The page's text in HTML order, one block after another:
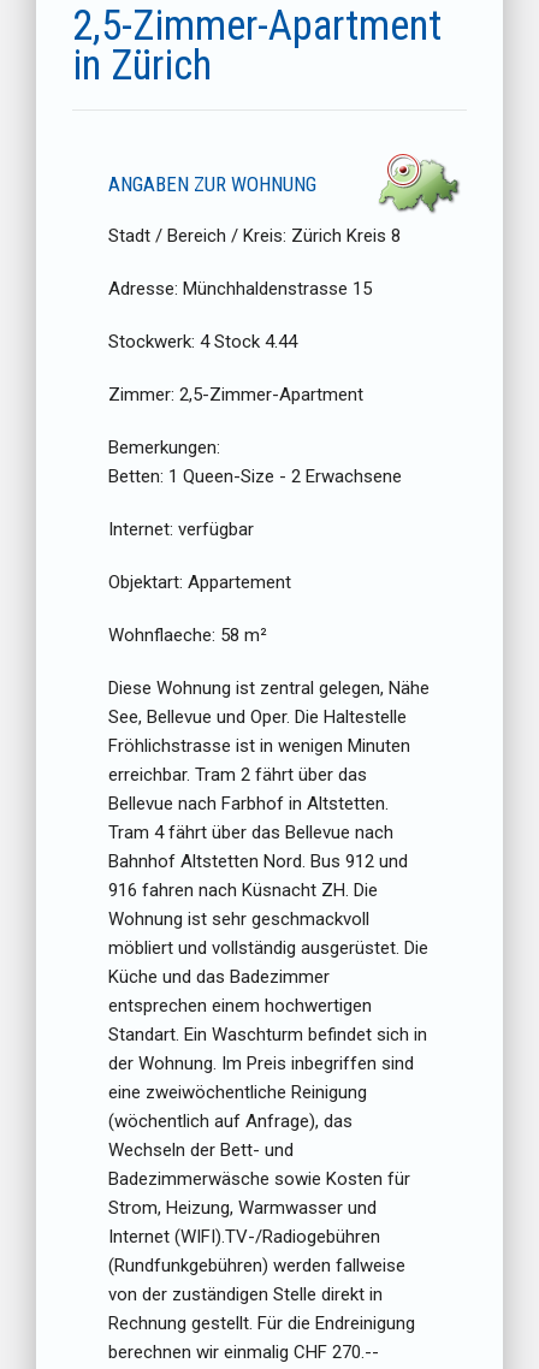
2,5-Zimmer-Apartment
in Zürich
ANGABEN ZUR WOHNUNG
Stadt / Bereich / Kreis: Zürich Kreis 8
Adresse: Münchhaldenstrasse 15
Stockwerk: 4 Stock 4.44
Zimmer: 2,5-Zimmer-Apartment
Bemerkungen:
Betten: 1 Queen-Size - 2 Erwachsene
Internet: verfügbar
Objektart: Appartement
Wohnflaeche: 58 m²
Diese Wohnung ist zentral gelegen, Nähe
See, Bellevue und Oper. Die Haltestelle
Fröhlichstrasse ist in wenigen Minuten
erreichbar. Tram 2 fährt über das
Bellevue nach Farbhof in Altstetten.
Tram 4 fährt über das Bellevue nach
Bahnhof Altstetten Nord. Bus 912 und
916 fahren nach Küsnacht ZH. Die
Wohnung ist sehr geschmackvoll
möbliert und vollständig ausgerüstet. Die
Küche und das Badezimmer
entsprechen einem hochwertigen
Standart. Ein Waschturm befindet sich in
der Wohnung. Im Preis inbegriffen sind
eine zweiwöchentliche Reinigung
(wöchentlich auf Anfrage), das
Wechseln der Bett- und
Badezimmerwäsche sowie Kosten für
Strom, Heizung, Warmwasser und
Internet (WIFI).TV-/Radiogebühren
(Rundfunkgebühren) werden fallweise
von der zuständigen Stelle direkt in
Rechnung gestellt. Für die Endreinigung
berechnen wir einmalig CHF 270.--